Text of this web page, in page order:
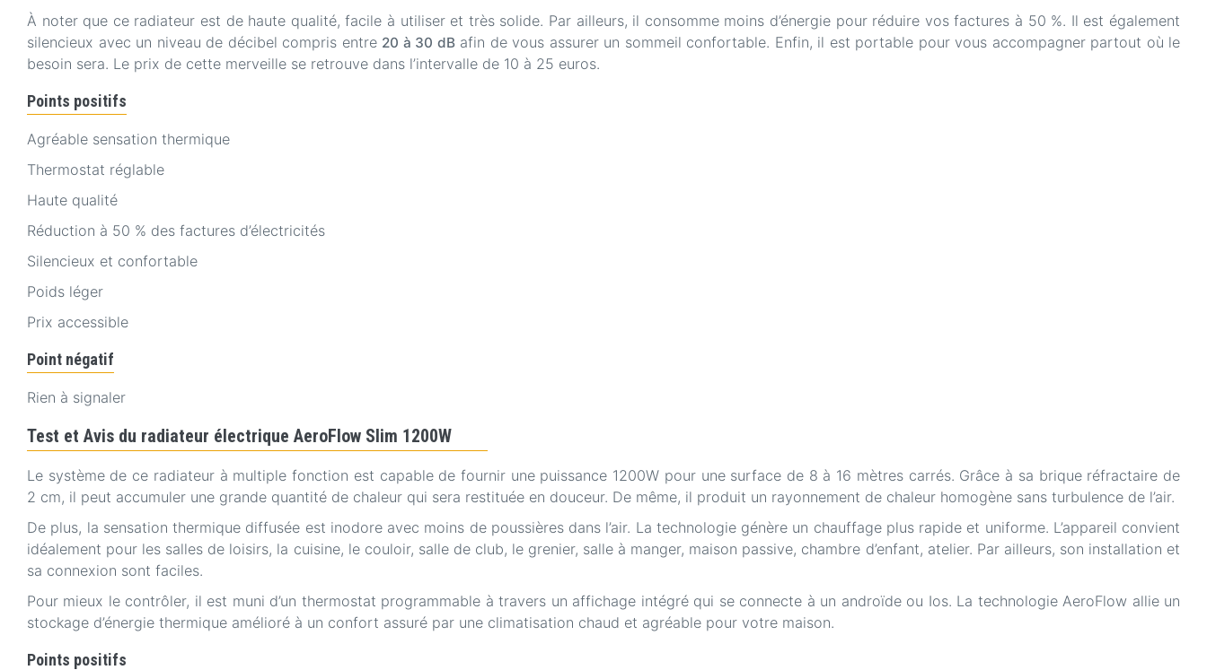
À noter que ce radiateur est de haute qualité, facile à utiliser et très solide. Par ailleurs, il consomme moins d’énergie pour réduire vos factures à 50 %. Il est également
silencieux avec un niveau de décibel compris entre 20 à 30 dBafin de vous assurer un sommeil confortable. Enfin, il est portable pour vous accompagner partout où le
besoin sera. Le prix de cette merveille se retrouve dans l’intervalle de 10 à 25 euros.
Points positifs
Agréable sensation thermique
Thermostat réglable
Haute qualité
Réduction à 50 % des factures d’électricités
Silencieux et confortable
Poids léger
Prix accessible
Point négatif
Rien à signaler
Test et Avis du radiateur électrique AeroFlow Slim 1200W
Le système de ce radiateur à multiple fonction est capable de fournir une puissance 1200W pour une surface de 8 à 16 mètres carrés. Grâce à sa brique réfractaire de
2 cm, il peut accumuler une grande quantité de chaleur qui sera restituée en douceur. De même, il produit un rayonnement de chaleur homogène sans turbulence de l’air.
De plus, la sensation thermique diffusée est inodore avec moins de poussières dans l’air. La technologie génère un chauffage plus rapide et uniforme. L’appareil convient
idéalement pour les salles de loisirs, la cuisine, le couloir, salle de club, le grenier, salle à manger, maison passive, chambre d’enfant, atelier. Par ailleurs, son installation et
sa connexion sont faciles.
Pour mieux le contrôler, il est muni d’un thermostat programmable à travers un affichage intégré qui se connecte à un androïde ou Ios. La technologie AeroFlow allie un
stockage d’énergie thermique amélioré à un confort assuré par une climatisation chaud et agréable pour votre maison.
Points positifs